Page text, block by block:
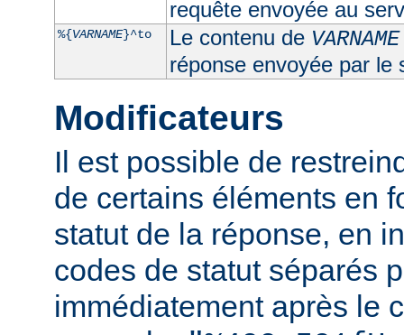
requête envoyée au
%{VARNAME}^to Le contenu de VARNAME
réponse envoyée par le
Modificateurs
Il est possible de
de certains éléments en
statut de la réponse, en
codes de statut séparés
immédiatement après le